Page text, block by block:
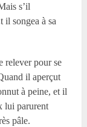
s’il
il songea à sa
relever pour se
il aperçut
à peine, et il
lui parurent
pâle.